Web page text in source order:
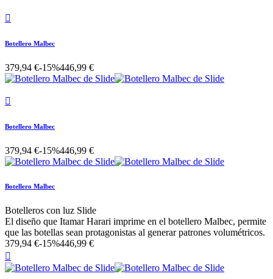

Botellero Malbec
379,94 €-15%446,99 €

Botellero Malbec
379,94 €-15%446,99 €
Botellero Malbec
Botelleros con luz Slide
El diseño que Itamar Harari imprime en el botellero Malbec, permite
que las botellas sean protagonistas al generar patrones volumétricos.
379,94 €-15%446,99 €
